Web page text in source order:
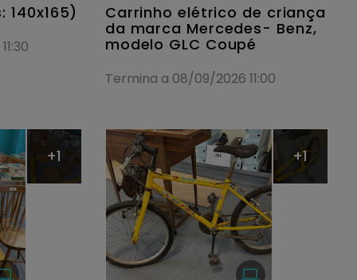
Carrinho elétrico de criança
da marca Mercedes- Benz,
modelo GLC Coupé
Termina a 08/09/2026 11:00
+1 +1